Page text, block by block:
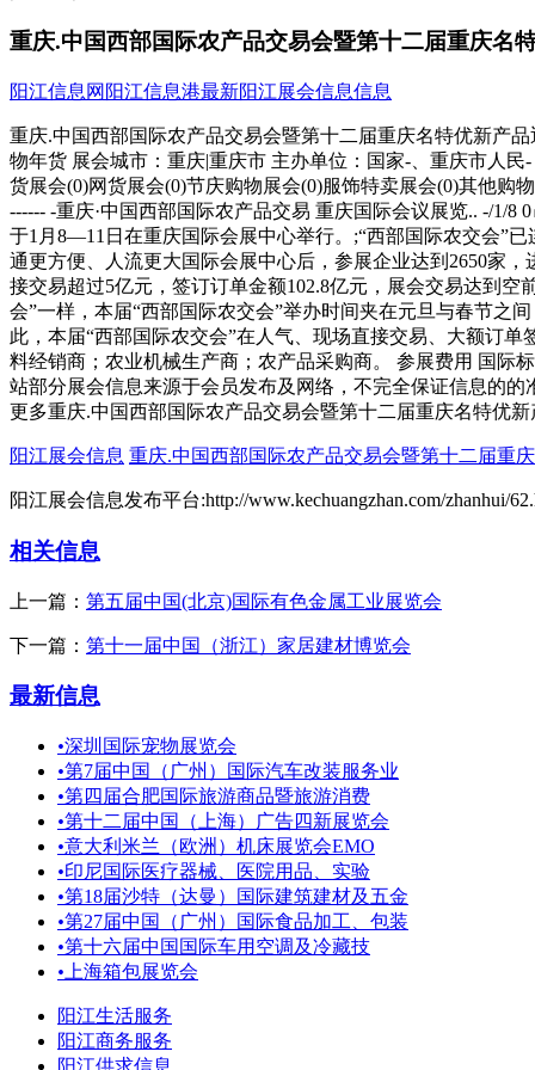
重庆.中国西部国际农产品交易会暨第十二届重庆名
阳江信息网 阳江信息港最新阳江展会信息信息
重庆.中国西部国际农产品交易会暨第十二届重庆名特优新产
物年货 展会城市：重庆|重庆市 主办单位：国家-、重庆市人
货展会(0)网货展会(0)节庆购物展会(0)服饰特卖展会(0)其他购
------ -重庆·中国西部国际农产品交易 重庆国际会议展览.. -/1/8
于1月8—11日在重庆国际会展中心举行。;“西部国际农交会”
通更方便、人流更大国际会展中心后，参展企业达到2650家
接交易超过5亿元，签订订单金额102.8亿元，展会交易达到
会”一样，本届“西部国际农交会”举办时间夹在元旦与春节之
此，本届“西部国际农交会”在人气、现场直接交易、大额订
料经销商；农业机械生产商；农产品采购商。 参展费用 国际
站部分展会信息来源于会员发布及网络，不完全保证信息的
更多重庆.中国西部国际农产品交易会暨第十二届重庆名特优
阳江展会信息 重庆.中国西部国际农产品交易会暨第十二届重
阳江展会信息发布平台:http://www.kechuangzhan.com/zhanhui/
相关信息
上一篇： 第五届中国(北京)国际有色金属工业展览会
下一篇： 第十一届中国（浙江）家居建材博览会
最新信息
•深圳国际宠物展览会
•第7届中国（广州）国际汽车改装服务业
•第四届合肥国际旅游商品暨旅游消费
•第十二届中国（上海）广告四新展览会
•意大利米兰（欧洲）机床展览会EMO
•印尼国际医疗器械、医院用品、实验
•第18届沙特（达曼）国际建筑建材及五金
•第27届中国（广州）国际食品加工、包装
•第十六届中国国际车用空调及冷藏技
• 上海箱包展览会
阳江生活服务
阳江商务服务
阳江供求信息